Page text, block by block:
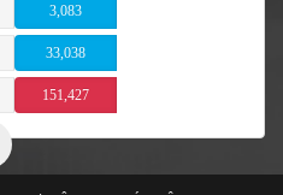
3,083
33,038
151,427